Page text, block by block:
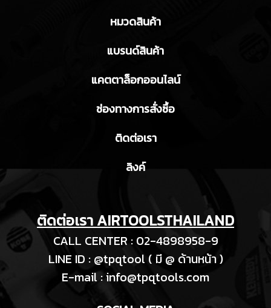
หมวดสินค้า
แบรนด์สินค้า
แคตตาล็อกออนไลน์
ช่องทางการสั่งซื้อ
ติดต่อเรา
ลิงค์
ติดต่อเรา AIRTOOLSTHAILAND
CALL CENTER : 02-4898958-9
LINE ID : @tpqtool ( มี @ ด้านหน้า )
E-mail :info@tpqtools.com